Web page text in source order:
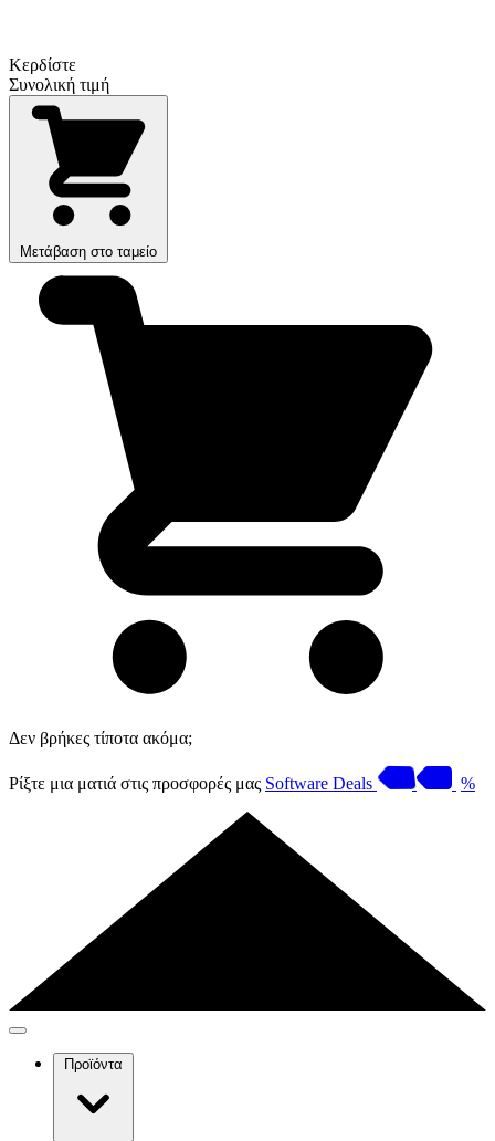
Κερδίστε
Συνολική τιμή
Μετάβαση στο ταμείο
Δεν βρήκες τίποτα ακόμα;
Ρίξτε μια ματιά στις προσφορές μας Software Deals %
Προϊόντα